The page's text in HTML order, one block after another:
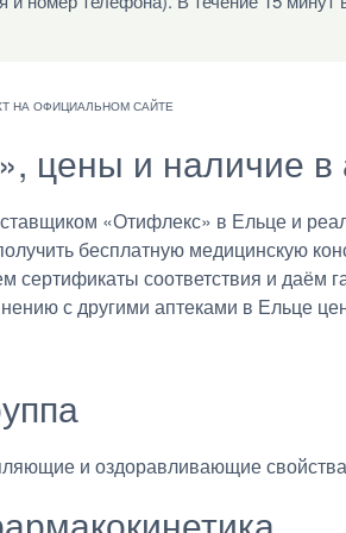
цены и наличие в
«Отифлекс» в Ельце и
бесплатную медицинскую
сертификаты соответствия и
с другими аптеками в Ельце
и оздоравливающие